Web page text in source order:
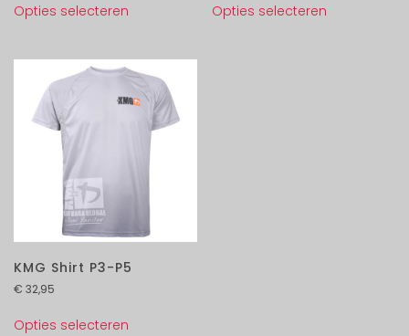
Opties selecteren Opties selecteren
KMG Shirt P3-P5
€ 32,95
Opties selecteren